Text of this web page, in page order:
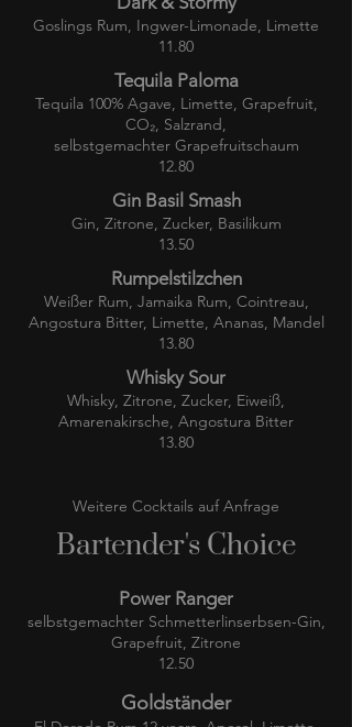
Goslings Rum, Ingwer-Limonade, Limette
11.80
Tequila Paloma
Tequila 100% Agave, Limette, Grapefruit,
CO₂, Salzrand,
selbstgemachter Grapefruitschaum
12.80
Gin Basil Smash
Gin, Zitrone, Zucker, Basilikum
13.50
Rumpelstilzchen
Weißer Rum, Jamaika Rum, Cointreau,
Angostura Bitter, Limette, Ananas, Mandel
13.80
Whisky Sour
Whisky, Zitrone, Zucker, Eiweiß,
Amarenakirsche, Angostura Bitter
13.80
Weitere Cocktails auf Anfrage
Bartender's Choice
Power Ranger
selbstgemachter Schmetterlinserbsen-Gin,
Grapefruit, Zitrone
12.50
Goldständer